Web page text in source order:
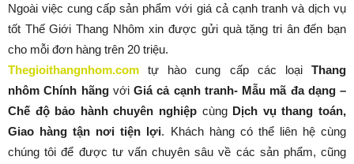
Ngoài việc cung cấp sản phẩm với giá cả cạnh tranh và dịch vụ
tốt Thế Giới Thang Nhôm xin được gửi quà tặng tri ân đến bạn
cho mỗi đơn hàng trên 20 triệu.
Thegioithangnhom.comtự hào cung cấp các loạiThang
nhôm Chính hãngvới Giá cả cạnh tranh- Mẫu mã đa dạng –
Chế độ bảo hành chuyên nghiệp cùng Dịch vụ thang toán,
Giao hàng tận nơi tiện lợi. Khách hàng có thể liên hệ cùng
chúng tôi để được tư vấn chuyên sâu về các sản phẩm, cũng